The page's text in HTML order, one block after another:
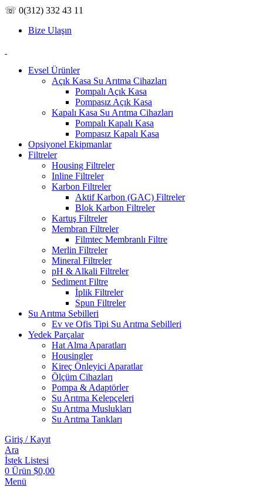
☏ 0(312) 332 43 11
Bize Ulaşın
Evsel Ürünler
Açık Kasa Su Arıtma Cihazları
Pompalı Açık Kasa
Pompasız Açık Kasa
Kapalı Kasa Su Arıtma Cihazları
Pompalı Kapalı Kasa
Pompasız Kapalı Kasa
Opsiyonel Ekipmanlar
Filtreler
Housing Filtreler
Inline Filtreler
Karbon Filtreler
Aktif Karbon (GAC) Filtreler
Blok Karbon Filtreler
Kartuş Filtreler
Membran Filtreler
Filmtec Membranlı Filtre
Merlin Filtreler
Mineral Filtreler
pH & Alkali Filtreler
Sediment Filtre
İplik Filtreler
Spun Filtreler
Su Arıtma Sebilleri
Ev ve Ofis Tipi Su Arıtma Sebilleri
Yedek Parçalar
Hat Alma Aparatları
Housingler
Kireç Önleyici Aparatlar
Ölçüm Cihazları
Pompa & Adaptörler
Su Arıtma Kelepçeleri
Su Arıtma Muslukları
Su Arıtma Tankları
Giriş / Kayıt
Ara
İstek Listesi
0 Ürün $0,00
Menü